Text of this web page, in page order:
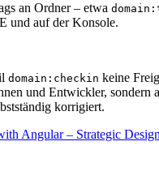
an Ordner – etwa
und auf der Konsole.
domain:checkin keine
und Entwickler, sondern
korrigiert.
Angular – Strategic